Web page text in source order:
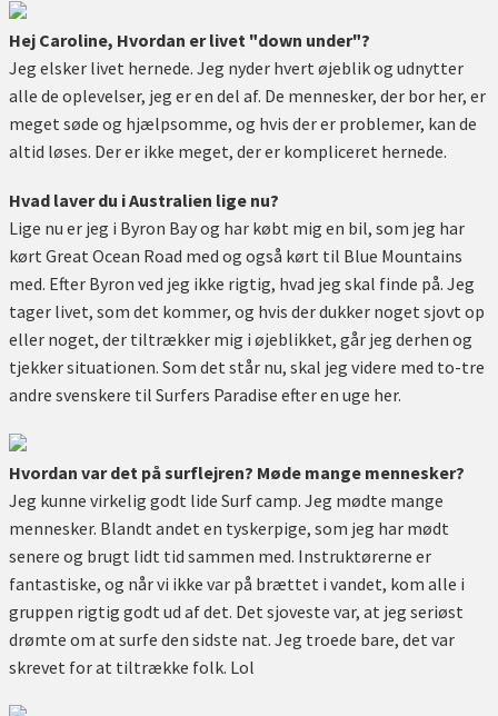
Hej Caroline, Hvordan er livet "down under"?
Jeg elsker livet hernede. Jeg nyder hvert øjeblik og udnytter
alle de oplevelser, jeg er en del af. De mennesker, der bor her, er
meget søde og hjælpsomme, og hvis der er problemer, kan de
altid løses. Der er ikke meget, der er kompliceret hernede.
Hvad laver du i Australien lige nu?
Lige nu er jeg i Byron Bay og har købt mig en bil, som jeg har
kørt Great Ocean Road med og også kørt til Blue Mountains
med. Efter Byron ved jeg ikke rigtig, hvad jeg skal finde på. Jeg
tager livet, som det kommer, og hvis der dukker noget sjovt op
eller noget, der tiltrækker mig i øjeblikket, går jeg derhen og
tjekker situationen. Som det står nu, skal jeg videre med to-tre
andre svenskere til Surfers Paradise efter en uge her.
Hvordan var det på surflejren? Møde mange mennesker?
Jeg kunne virkelig godt lide Surf camp. Jeg mødte mange
mennesker. Blandt andet en tyskerpige, som jeg har mødt
senere og brugt lidt tid sammen med. Instruktørerne er
fantastiske, og når vi ikke var på brættet i vandet, kom alle i
gruppen rigtig godt ud af det. Det sjoveste var, at jeg seriøst
drømte om at surfe den sidste nat. Jeg troede bare, det var
skrevet for at tiltrække folk. Lol